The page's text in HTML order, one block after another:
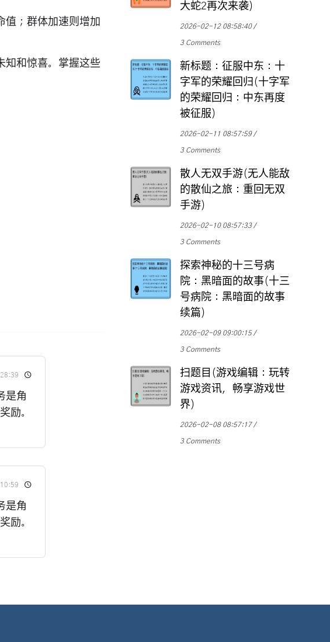
值；群体加速则增加
知和惊喜。掌握这些
是角
励。
是角
励。
大蛇2再次来袭)
2026-02-12 08:58:40
3 Comments
新标题：征服中东：十
字军的荣耀回归(十字军
的荣耀回归：中东再度
被征服)
2026-02-11 08:57:59
3 Comments
散人无双手游(无人能敌
的散仙之旅：重回无双
手游)
2026-02-10 08:57:33
3 Comments
探索神秘的十三号病
院：黑暗面的故事(十三
号病院：黑暗面的故事
续篇)
2026-02-09 09:00:15
3 Comments
扫题目(游戏编辑：玩转
游戏资讯，畅享游戏世
界)
2026-02-08 08:57:17
3 Comments